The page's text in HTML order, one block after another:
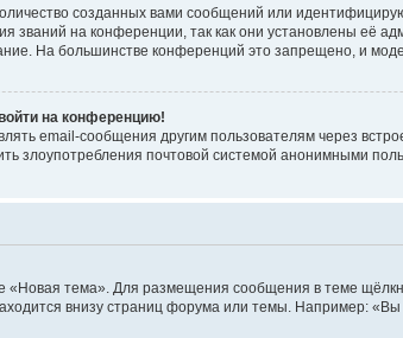
созданных вами сообщений или
на конференции, так как они установлены её
На большинстве конференций это запрещено, и
на конференцию!
email-сообщения другим пользователям через
злоупотребления почтовой системой анонимными
тема». Для размещения сообщения в теме
внизу страниц форума или темы. Например: